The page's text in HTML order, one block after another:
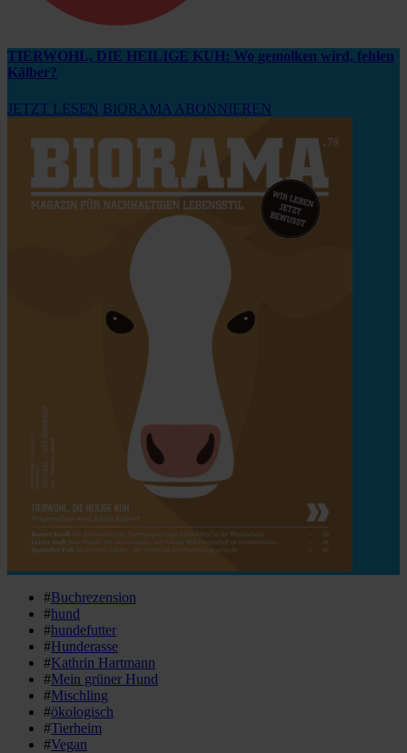
TIERWOHL, DIE HEILIGE KUH: Wo gemolken wird, fehlen
Kälber?
JETZT LESEN BIORAMA ABONNIEREN
#Buchrezension
#hund
#hundefutter
#Hunderasse
#Kathrin Hartmann
#Mein grüner Hund
#Mischling
#ökologisch
#Tierheim
#Vegan